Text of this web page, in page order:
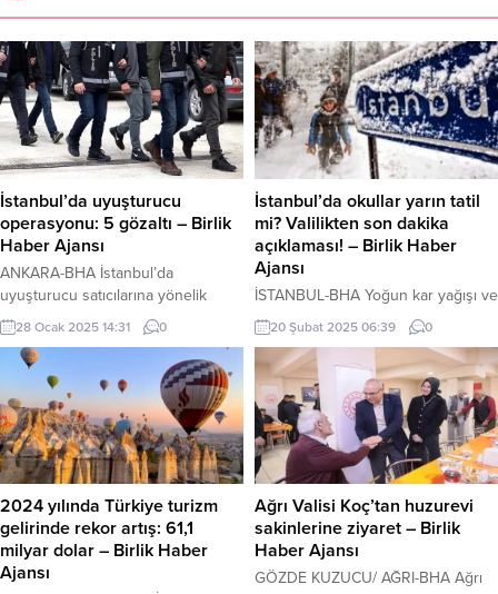
İstanbul’da uyuşturucu
operasyonu: 5 gözaltı – Birlik
Haber Ajansı
ANKARA-BHA İstanbul’da
uyuşturucu satıcılarına yönelik
düzenlenen operasyonlarda 5
şüpheli gözaltına alındı. Sarıyer
ilçesinde İstanbul Cumhuriyet
Başsavcılığı’nın yürüttüğü
soruşturma kapsamında, “torbacı”
olarak bilinen sokak satıcılarına
yönelik geniş çaplı bir operasyon
gerçekleştirildi. İlçe genelinde bir
adrese yapılan baskında, 5 kişi
gözaltına alındı. Operasyonda,
evde yapılan aramalarda tabanca, 7
fişek, 2 hassas terazi...
28 Ocak 2025 14:31 0
İstanbul’da okullar yarın tatil
mi? Valilikten son dakika
açıklaması! – Birlik Haber
Ajansı
İSTANBUL-BHA Yoğun kar yağışı ve
buzlanma nedeniyle İstanbul’daki
tüm eğitim kurumlarında bugün
eğitime ara verildi. Ayrıca, kamuda
çalışan engelli, hamile ve 8 yaş altı
çocuğu bulunan kadın personel
idari izinli sayıldı. Peki, kar tatili
uzayacak mı? Yarın (21 Şubat) kar
tatili için İstanbul Valiliği ve
yetkililerden gelecek yeni
açıklamalar merakla...
20 Şubat 2025 06:39 0
2024 yılında Türkiye turizm
gelirinde rekor artış: 61,1
milyar dolar – Birlik Haber
Ajansı
Ağrı Valisi Koç’tan huzurevi
sakinlerine ziyaret – Birlik
Haber Ajansı
GÖZDE KUZUCU/ AĞRI-BHA Ağrı